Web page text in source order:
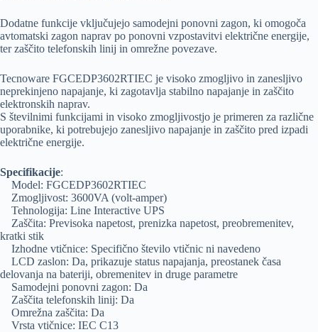
Dodatne funkcije vključujejo samodejni ponovni zagon, ki omogoča
avtomatski zagon naprav po ponovni vzpostavitvi električne energije,
ter zaščito telefonskih linij in omrežne povezave.
Tecnoware FGCEDP3602RTIEC je visoko zmogljivo in zanesljivo
neprekinjeno napajanje, ki zagotavlja stabilno napajanje in zaščito
elektronskih naprav.
S številnimi funkcijami in visoko zmogljivostjo je primeren za različne
uporabnike, ki potrebujejo zanesljivo napajanje in zaščito pred izpadi
električne energije.
Specifikacije:
Model: FGCEDP3602RTIEC
Zmogljivost: 3600VA (volt-amper)
Tehnologija: Line Interactive UPS
Zaščita: Previsoka napetost, prenizka napetost, preobremenitev,
kratki stik
Izhodne vtičnice: Specifično število vtičnic ni navedeno
LCD zaslon: Da, prikazuje status napajanja, preostanek časa
delovanja na bateriji, obremenitev in druge parametre
Samodejni ponovni zagon: Da
Zaščita telefonskih linij: Da
Omrežna zaščita: Da
Vrsta vtičnice: IEC C13